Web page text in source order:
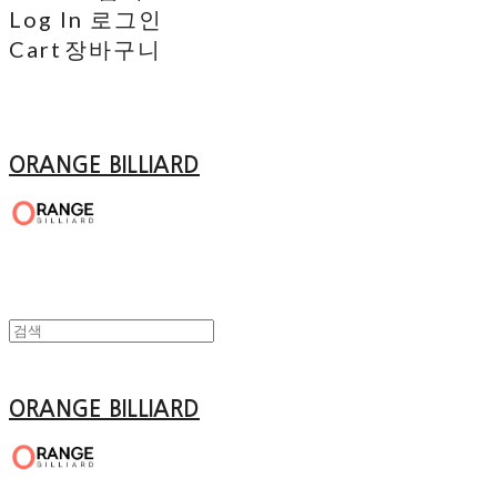
Log In 로그인
Cart 장바구니
ORANGE BILLIARD
ORANGE BILLIARD